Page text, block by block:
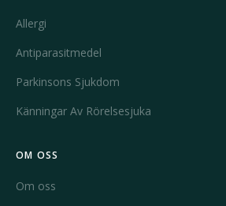
Allergi
Antiparasitmedel
Parkinsons Sjukdom
Känningar Av Rörelsesjuka
OM OSS
Om oss